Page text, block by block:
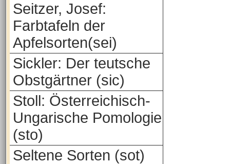
Seitzer, Josef:
Farbtafeln der
Apfelsorten(sei)
Sickler: Der teutsche
Obstgärtner (sic)
Stoll: Österreichisch-
Ungarische Pomologie
(sto)
Seltene Sorten (sot)